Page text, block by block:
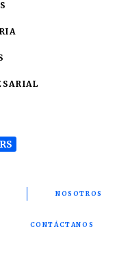
NOSOTROS
CONTÁCTANOS